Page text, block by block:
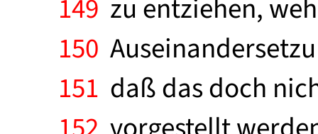
149 zu entziehen,
150
151 daß das doch